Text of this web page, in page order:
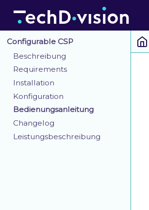
Configurable CSP
Beschreibung
Requirements
Installation
Konfiguration
Bedienungsanleitung
Changelog
Leistungsbeschreibung